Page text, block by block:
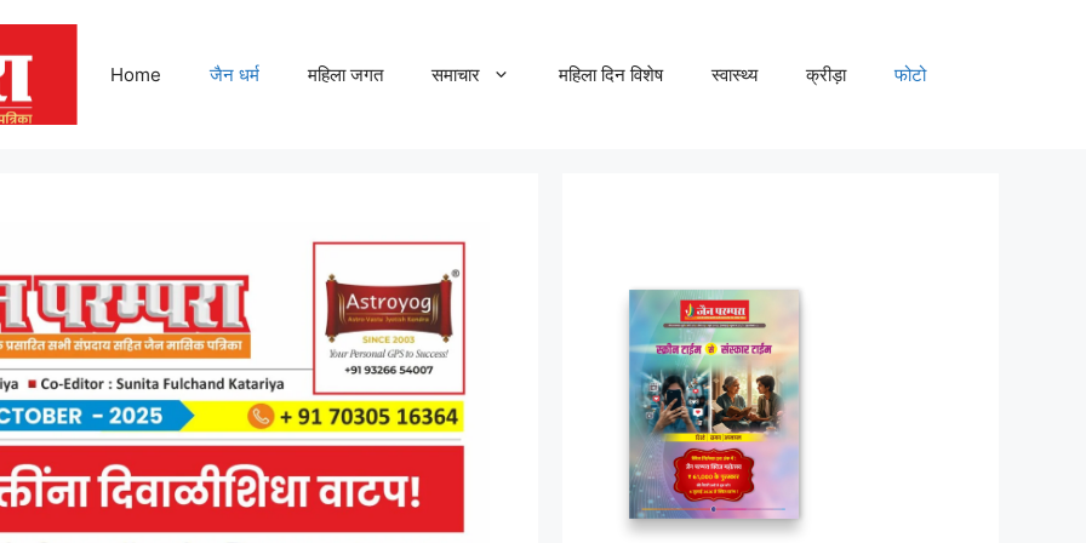
Home जैन धर्म महिला जगत समाचार महिला दिन विशेष स्वास्थ्य क्रीड़ा फोटो